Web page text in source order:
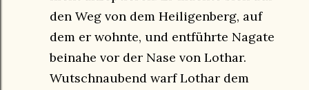
den Weg von dem Heiligenberg, auf
dem er wohnte, und entführte Nagate
beinahe vor der Nase von Lothar.
Wutschnaubend warf Lothar dem